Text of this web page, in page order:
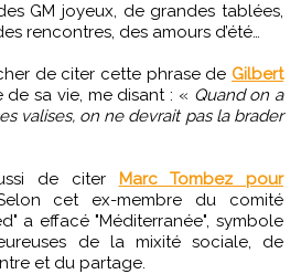
GM joyeux, de grandes tablées,
rencontres, des amours d’été…
de citer cette phrase de Gilbert
de sa vie, me disant : « Quand on a
valises, on ne devrait pas la brader
de citer Marc Tombez pour
cet ex-membre du comité
a effacé "Méditerranée", symbole
de la mixité sociale, de
et du partage.